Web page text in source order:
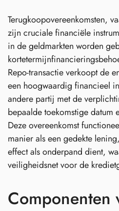
Terugkoopovereenkomsten,
zijn cruciale financiële
in de geldmarkten worden
Repo-transactie verkoopt de
een hoogwaardig financieel
andere partij met de
bepaalde toekomstige datum
Deze overeenkomst
manier als een gedekte
effect als onderpand dient,
veiligheidsnet voor de
Componenten